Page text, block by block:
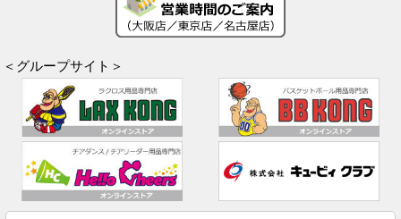
＜グループサイト＞